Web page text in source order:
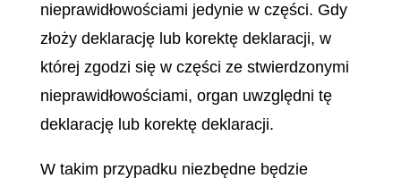
nieprawidłowościami jedynie w części. Gdy
złoży deklarację lub korektę deklaracji, w
której zgodzi się w części ze stwierdzonymi
nieprawidłowościami, organ uwzględni tę
deklarację lub korektę deklaracji.
W takim przypadku niezbędne będzie